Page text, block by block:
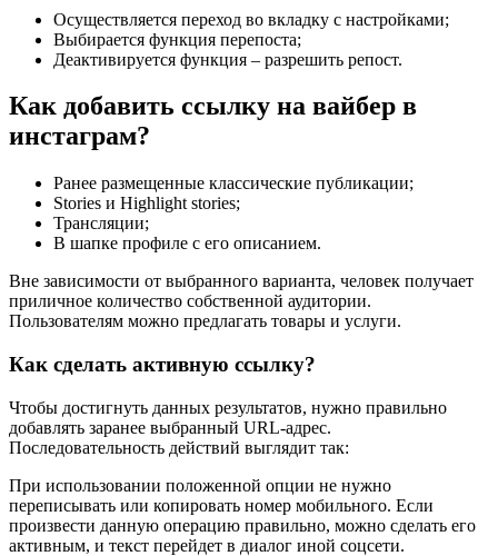
Осуществляется переход во вкладку с настройками;
Выбирается функция перепоста;
Деактивируется функция – разрешить репост.
Как добавить ссылку на вайбер в
инстаграм?
Ранее размещенные классические публикации;
Stories и Highlight stories;
Трансляции;
В шапке профиле с его описанием.
Вне зависимости от выбранного варианта, человек получает
приличное количество собственной аудитории.
Пользователям можно предлагать товары и услуги.
Как сделать активную ссылку?
Чтобы достигнуть данных результатов, нужно правильно
добавлять заранее выбранный URL-адрес.
Последовательность действий выглядит так:
При использовании положенной опции не нужно
переписывать или копировать номер мобильного. Если
произвести данную операцию правильно, можно сделать его
активным, и текст перейдет в диалог иной соцсети.